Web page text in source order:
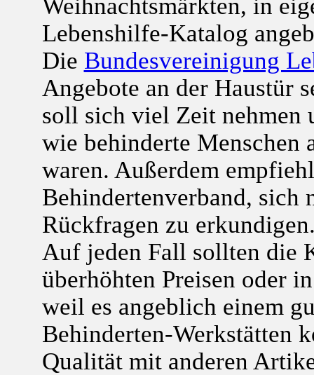
Weihnachtsmärkten, in
Lebenshilfe-Katalog
Die Bundesvereinigung
Angebote an der Haustür
soll sich viel Zeit nehmen
wie behinderte Menschen
waren. Außerdem
Behindertenverband, sich
Rückfragen zu
Auf jeden Fall sollten die
überhöhten Preisen oder
weil es angeblich einem
Behinderten-Werkstätten
Qualität mit anderen